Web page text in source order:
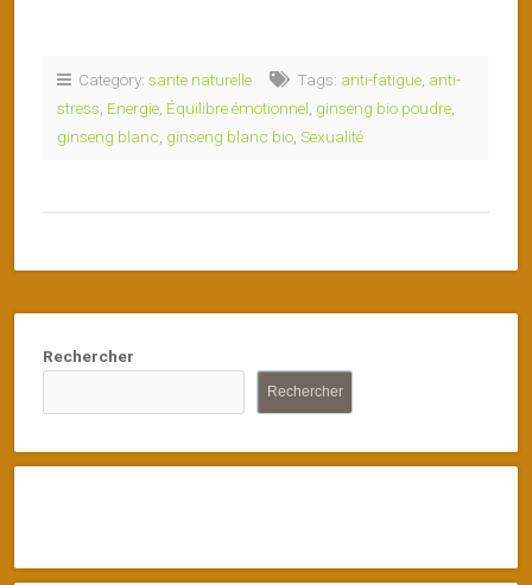
Category: sante naturelle Tags: anti-fatigue anti-
stress Energie Équilibre émotionnel ginseng bio poudre
ginseng blanc ginseng blanc bio Sexualité
Rechercher
Rechercher